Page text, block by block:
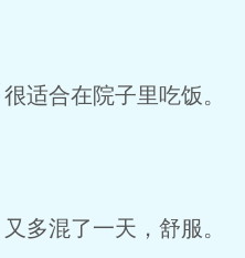
适合在院子里吃饭。
多混了一天，舒服。